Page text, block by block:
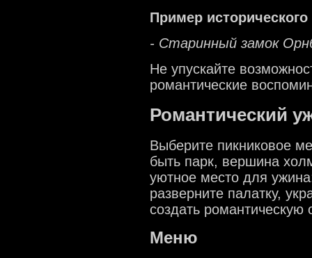
Пример
- Старинный замок
Не упускайте
романтические
Романтический
Выберите пикниковое
быть парк, вершина
уютное место для
разверните палатку,
создать романтическую
Меню